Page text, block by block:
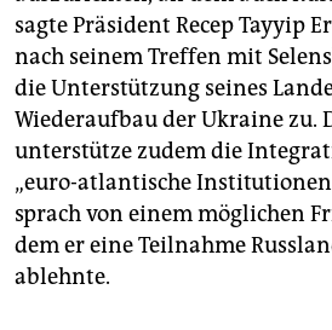
sagte Präsident Recep Tayyip
nach seinem Treffen mit
die Unterstützung seines
Wiederaufbau der Ukraine zu.
unterstütze zudem die
„euro-atlantische
sprach von einem möglichen
dem er eine Teilnahme
ablehnte.